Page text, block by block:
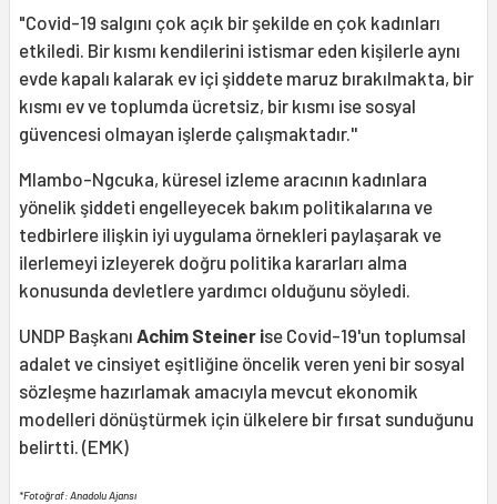
"Covid-19 salgını çok açık bir şekilde en çok kadınları
etkiledi. Bir kısmı kendilerini istismar eden kişilerle aynı
evde kapalı kalarak ev içi şiddete maruz bırakılmakta, bir
kısmı ev ve toplumda ücretsiz, bir kısmı ise sosyal
güvencesi olmayan işlerde çalışmaktadır.''
Mlambo-Ngcuka, küresel izleme aracının kadınlara
yönelik şiddeti engelleyecek bakım politikalarına ve
tedbirlere ilişkin iyi uygulama örnekleri paylaşarak ve
ilerlemeyi izleyerek doğru politika kararları alma
konusunda devletlere yardımcı olduğunu söyledi.
UNDP Başkanı Achim Steiner ise Covid-19'un toplumsal
adalet ve cinsiyet eşitliğine öncelik veren yeni bir sosyal
sözleşme hazırlamak amacıyla mevcut ekonomik
modelleri dönüştürmek için ülkelere bir fırsat sunduğunu
belirtti. (EMK)
*Fotoğraf: Anadolu Ajansı